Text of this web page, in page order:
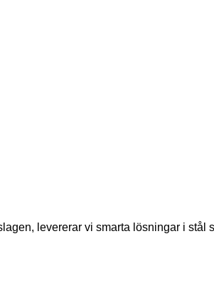
levererar vi smarta lösningar i stål